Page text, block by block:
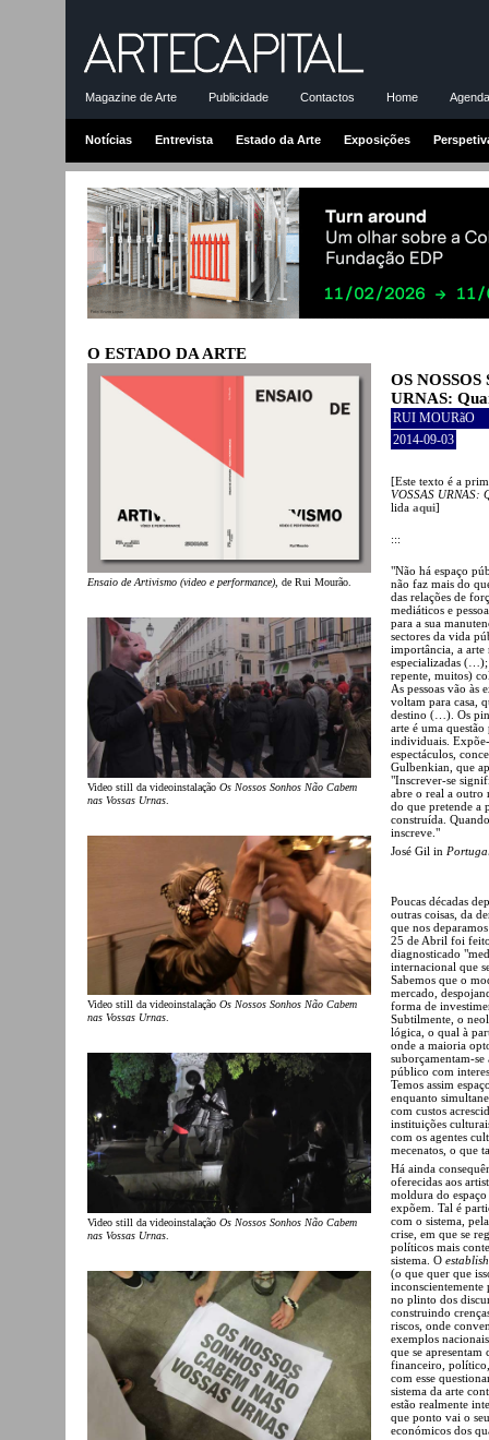
Magazine de Arte Publicidade Contactos Home
Notícias Entrevista Estado da Arte Exposições
O ESTADO DA ARTE
Ensaio de Artivismo (video e performance), de Rui Mourão.
Video still da videoinstalação Os Nossos Sonhos Não Cabem
nas Vossas Urnas
Video still da videoinstalação Os Nossos Sonhos Não Cabem
nas Vossas Urnas.
Video still da videoinstalação Os Nossos Sonhos Não Cabem
nas Vossas Urnas
OS
URNAS:
RUI MOURãO
2014-09-03
[Este texto é a
VOSSAS URNAS:
lida aqui]
:::
"Não há espaço
não faz mais do
das relações de
mediáticos e
para a sua
sectores da vida
importância, a arte
especializadas (…);
repente, muitos)
As pessoas vão às
voltam para casa,
destino (…). Os
arte é uma
individuais.
espectáculos,
Gulbenkian, que
"Inscrever-se
abre o real a outro
do que pretende a
construída.
inscreve."
José Gil in
Poucas décadas
outras coisas, da
que nos
25 de Abril foi
diagnosticado
internacional que
Sabemos que o
mercado,
forma de
Subtilmente, o
lógica, o qual à
onde a maioria
suborçamentam-
público com
Temos assim
enquanto
com custos
instituições
com os agentes
mecenatos, o que
Há ainda
oferecidas aos
moldura do
expõem. Tal é
com o sistema,
crise, em que se
políticos mais
sistema. O
(o que quer que
inconscientemente
no plinto dos
construindo
riscos, onde
exemplos
que se
financeiro,
com esse
sistema da arte
estão realmente
que ponto vai o
económicos dos